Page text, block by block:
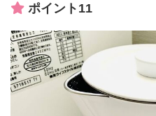
ポイント11